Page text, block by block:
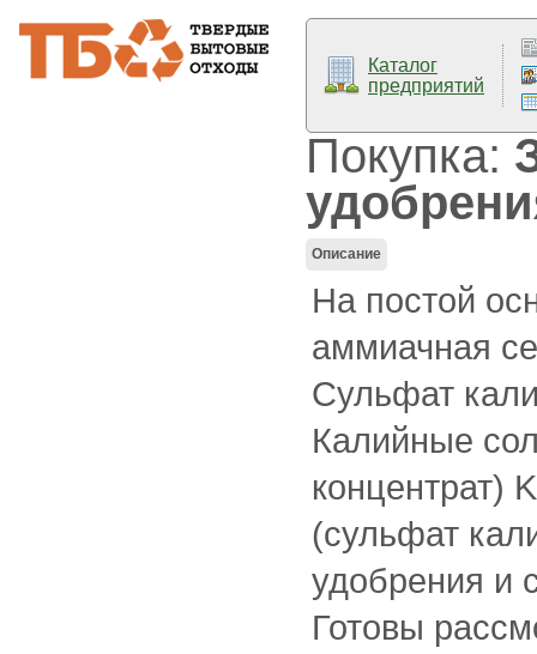
Каталог
предприятий
Покупка:
Описание
На постой
аммиачная
Сульфат
Калийные
концентрат)
(сульфат
удобрения и
Готовы